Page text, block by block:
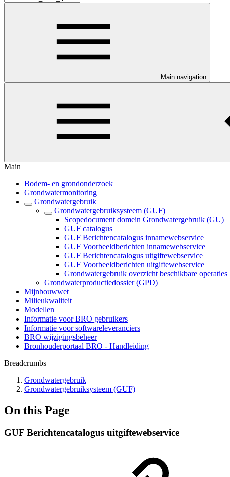
Main navigation
Main
Bodem- en grondonderzoek
Grondwatermonitoring
Grondwatergebruik
Grondwatergebruiksysteem (GUF)
Scopedocument domein Grondwatergebruik (GU)
GUF catalogus
GUF Berichtencatalogus innamewebservice
GUF Voorbeeldberichten innamewebservice
GUF Berichtencatalogus uitgiftewebservice
GUF Voorbeeldberichten uitgiftewebservice
Grondwatergebruik overzicht beschikbare operaties
Grondwaterproductiedossier (GPD)
Mijnbouwwet
Milieukwaliteit
Modellen
Informatie voor BRO gebruikers
Informatie voor softwareleveranciers
BRO wijzigingsbeheer
Bronhouderportaal BRO - Handleiding
Breadcrumbs
Grondwatergebruik
Grondwatergebruiksysteem (GUF)
On this Page
GUF Berichtencatalogus uitgiftewebservice